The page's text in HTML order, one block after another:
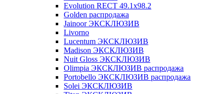
Evolution RECT 49.1x98.2
Golden распродажа
Jainoor ЭКСКЛЮЗИВ
Livorno
Lucentum ЭКСКЛЮЗИВ
Madison ЭКСКЛЮЗИВ
Nuit Gloss ЭКСКЛЮЗИВ
Olimpia ЭКСКЛЮЗИВ распродажа
Portobello ЭКСКЛЮЗИВ распродажа
Solei ЭКСКЛЮЗИВ